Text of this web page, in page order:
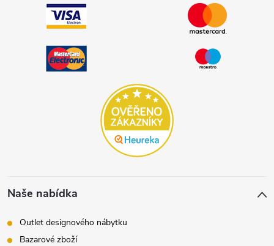
Naše nabídka
Outlet designového nábytku
Bazarové zboží